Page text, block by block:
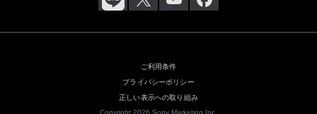
ご利用条件
プライバシーポリシー
正しい表示への取り組み
Copyright 2026 Sony Marketing Inc.